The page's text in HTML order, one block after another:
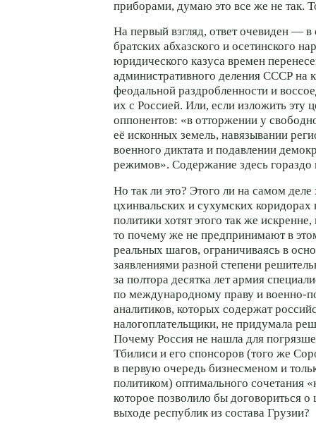
приборами, думаю это все же не так.
На первый взгляд, ответ очевиден —
братских абхазского и осетинского
юридического казуса времен
административного деления СССР на
феодальной раздробленности и
их с Россией. Или, если изложить эту
оппонентов: «в отторжении у
её исконных земель, навязывании
военного диктата и подавлении
режимов». Содержание здесь
Но так ли это? Этого ли на самом деле
цхинвальских и сухумских коридорах
политики хотят этого так же
то почему же не предпринимают в
реальных шагов, ограничиваясь в
заявлениями разной степени
за полтора десятка лет армия
по международному праву и военно-
аналитиков, которых содержат
налогоплательщики, не придумала
Почему Россия не нашла для
Тбилиси и его спонсоров (того же
в первую очередь бизнесменом и
политиком) оптимального сочетания
которое позволило бы договориться
выходе республик из состава Грузии?